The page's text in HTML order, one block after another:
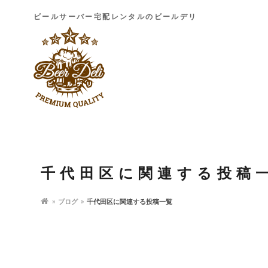
ビールサーバー宅配レンタルのビールデリ
千代田区に関連する投稿
ブログ 千代田区に関連する投稿一覧